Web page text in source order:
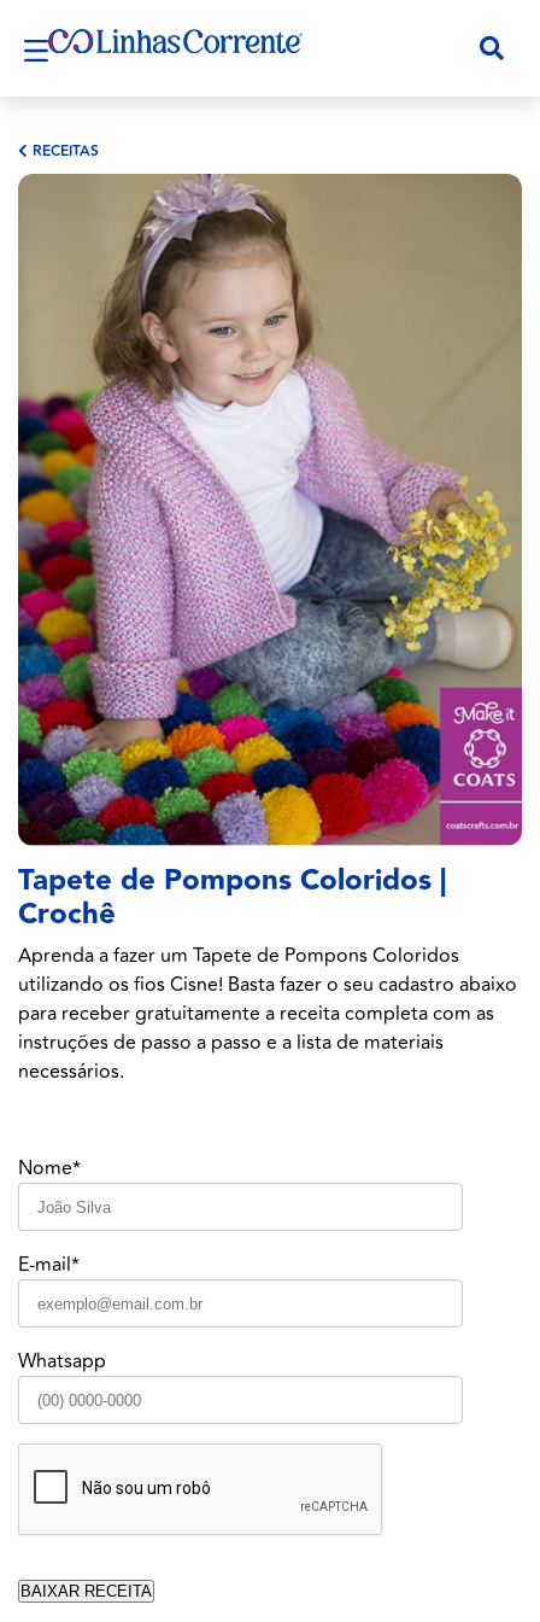
RECEITAS
Tapete de Pompons Coloridos |
Crochê
Aprenda a fazer um Tapete de Pompons Coloridos
utilizando os fios Cisne! Basta fazer o seu cadastro abaixo
para receber gratuitamente a receita completa com as
instruções de passo a passo e a lista de materiais
necessários.
Nome*
E-mail*
Whatsapp